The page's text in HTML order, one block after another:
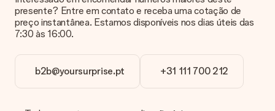
sobre a qualidade da tua imagem, contacta a nossa equipa de
apoio ao cliente e inclui a tua fotografia juntamente com o
presente que estás interessado em encomendar. Eles podem
então verificar a qualidade para ti!
Em que formatos posso enviar as minhas fotografias?
Pode enviar as suas fotografias em formato JPG e PNG. Se
não sabe o formato do seu arquivo ou pretende utilizar uma
contacto conosco através do nosso serviço de apoio ao
presente? Entre em contato e receba uma cotação de
preço instantânea. Estamos disponíveis nos dias úteis das
7:30 às 16:00.
b2b@yoursurprise.pt +31 111 700 212